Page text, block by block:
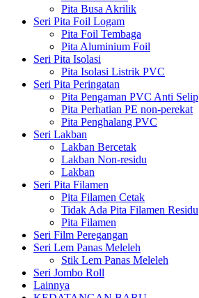
Pita Busa Akrilik
Seri Pita Foil Logam
Pita Foil Tembaga
Pita Aluminium Foil
Seri Pita Isolasi
Pita Isolasi Listrik PVC
Seri Pita Peringatan
Pita Pengaman PVC Anti Selip
Pita Perhatian PE non-perekat
Pita Penghalang PVC
Seri Lakban
Lakban Bercetak
Lakban Non-residu
Lakban
Seri Pita Filamen
Pita Filamen Cetak
Tidak Ada Pita Filamen Residu
Pita Filamen
Seri Film Peregangan
Seri Lem Panas Meleleh
Stik Lem Panas Meleleh
Seri Jombo Roll
Lainnya